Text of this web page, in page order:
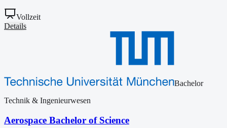
Vollzeit
Details
Bachelor
Technik & Ingenieurwesen
Aerospace Bachelor of Science